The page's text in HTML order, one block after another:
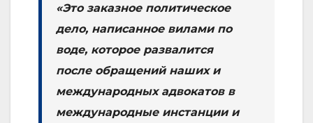
«Это заказное политическое
дело, написанное вилами по
воде, которое развалится
после обращений наших и
международных адвокатов в
международные инстанции и